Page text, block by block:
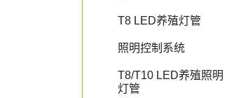
T8 LED养殖灯管
照明控制系统
T8/T10 LED养殖照明
灯管